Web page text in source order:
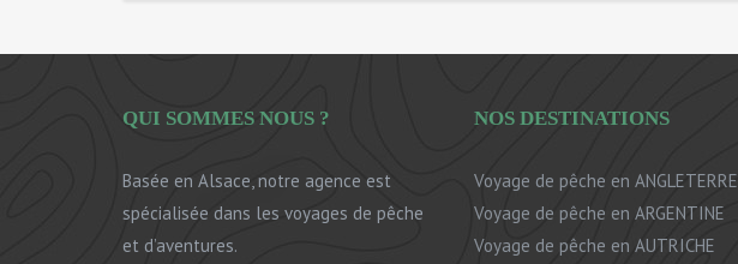
QUI SOMMES NOUS ?
Basée en Alsace, notre agence est
spécialisée dans les voyages de pêche
et d’aventures.
NOS DESTINATIONS
Voyage de pêche en ANGLETERRE
Voyage de pêche en ARGENTINE
Voyage de pêche en AUTRICHE